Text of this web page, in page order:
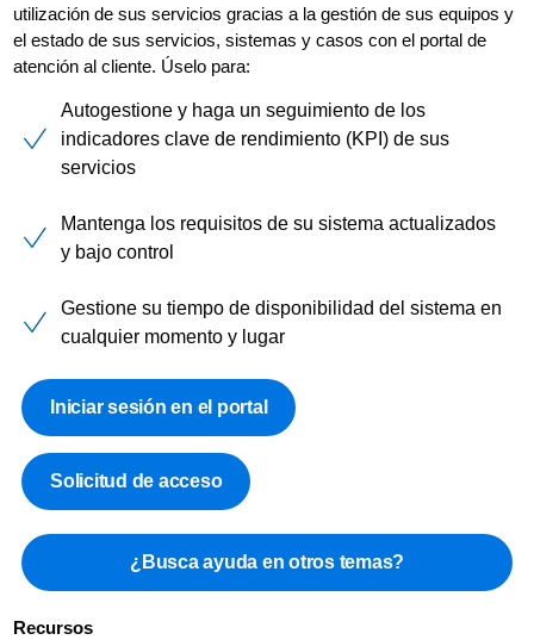
utilización de sus servicios gracias a la gestión de sus equipos y
el estado de sus servicios, sistemas y casos con el portal de
atención al cliente. Úselo para:
Autogestione y haga un seguimiento de los
indicadores clave de rendimiento (KPI) de sus
servicios
Mantenga los requisitos de su sistema actualizados
y bajo control
Gestione su tiempo de disponibilidad del sistema en
cualquier momento y lugar
Iniciar sesión en el portal
Solicitud de acceso
¿Busca ayuda en otros temas?
Recursos